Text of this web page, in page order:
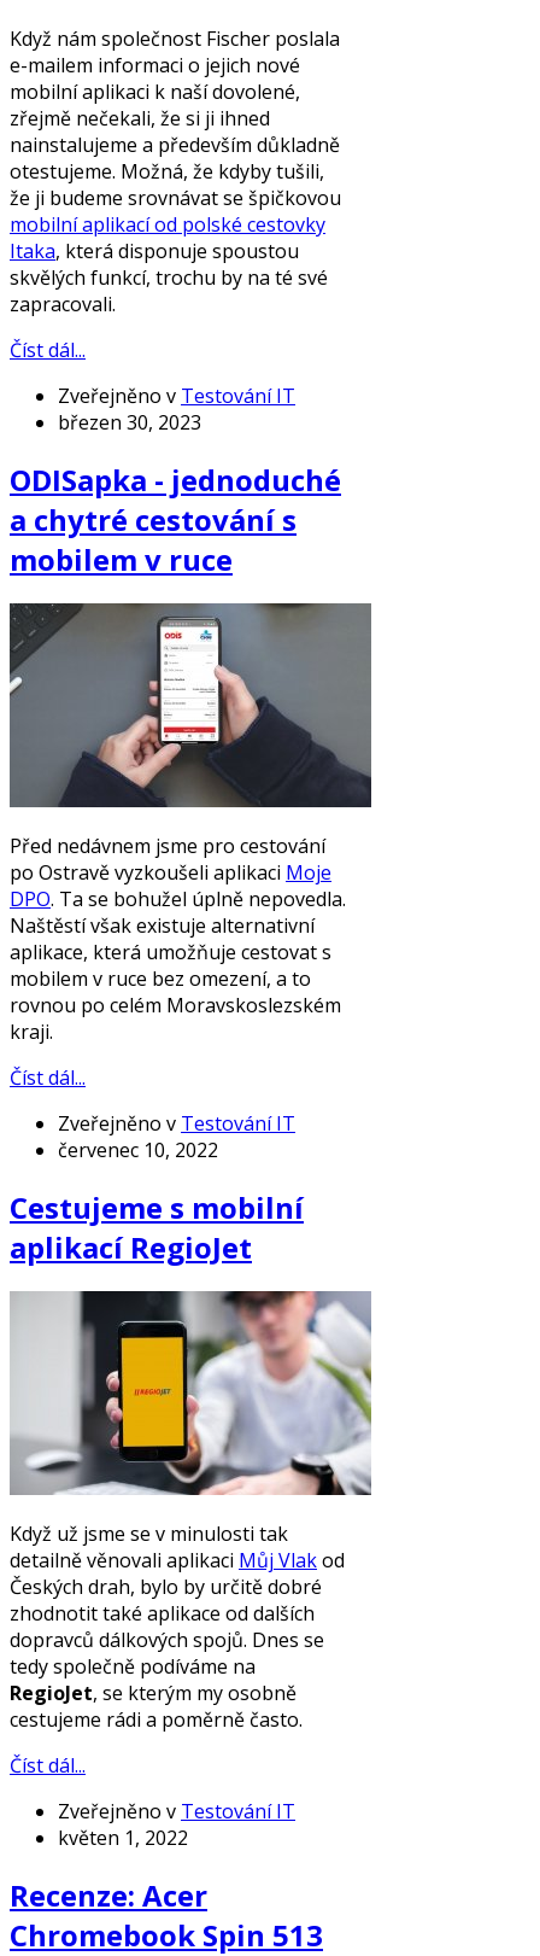
Když nám společnost Fischer poslala
e-mailem informaci o jejich nové
mobilní aplikaci k naší dovolené,
zřejmě nečekali, že si ji ihned
nainstalujeme a především důkladně
otestujeme. Možná, že kdyby tušili,
že ji budeme srovnávat se špičkovou
mobilní aplikací od polské cestovky
Itaka, která disponuje spoustou
skvělých funkcí, trochu by na té své
zapracovali.
Číst dál...
Zveřejněno v Testování IT
březen 30, 2023
ODISapka - jednoduché
a chytré cestování s
mobilem v ruce
Před nedávnem jsme pro cestování
po Ostravě vyzkoušeli aplikaci Moje
DPO. Ta se bohužel úplně nepovedla.
Naštěstí však existuje alternativní
aplikace, která umožňuje cestovat s
mobilem v ruce bez omezení, a to
rovnou po celém Moravskoslezském
kraji.
Číst dál...
Zveřejněno v Testování IT
červenec 10, 2022
Cestujeme s mobilní
aplikací RegioJet
Když už jsme se v minulosti tak
detailně věnovali aplikaci Můj Vlakod
Českých drah, bylo by určitě dobré
zhodnotit také aplikace od dalších
dopravců dálkových spojů. Dnes se
tedy společně podíváme na
RegioJet, se kterým my osobně
cestujeme rádi a poměrně často.
Číst dál...
Zveřejněno v Testování IT
květen 1, 2022
Recenze: Acer
Chromebook Spin 513